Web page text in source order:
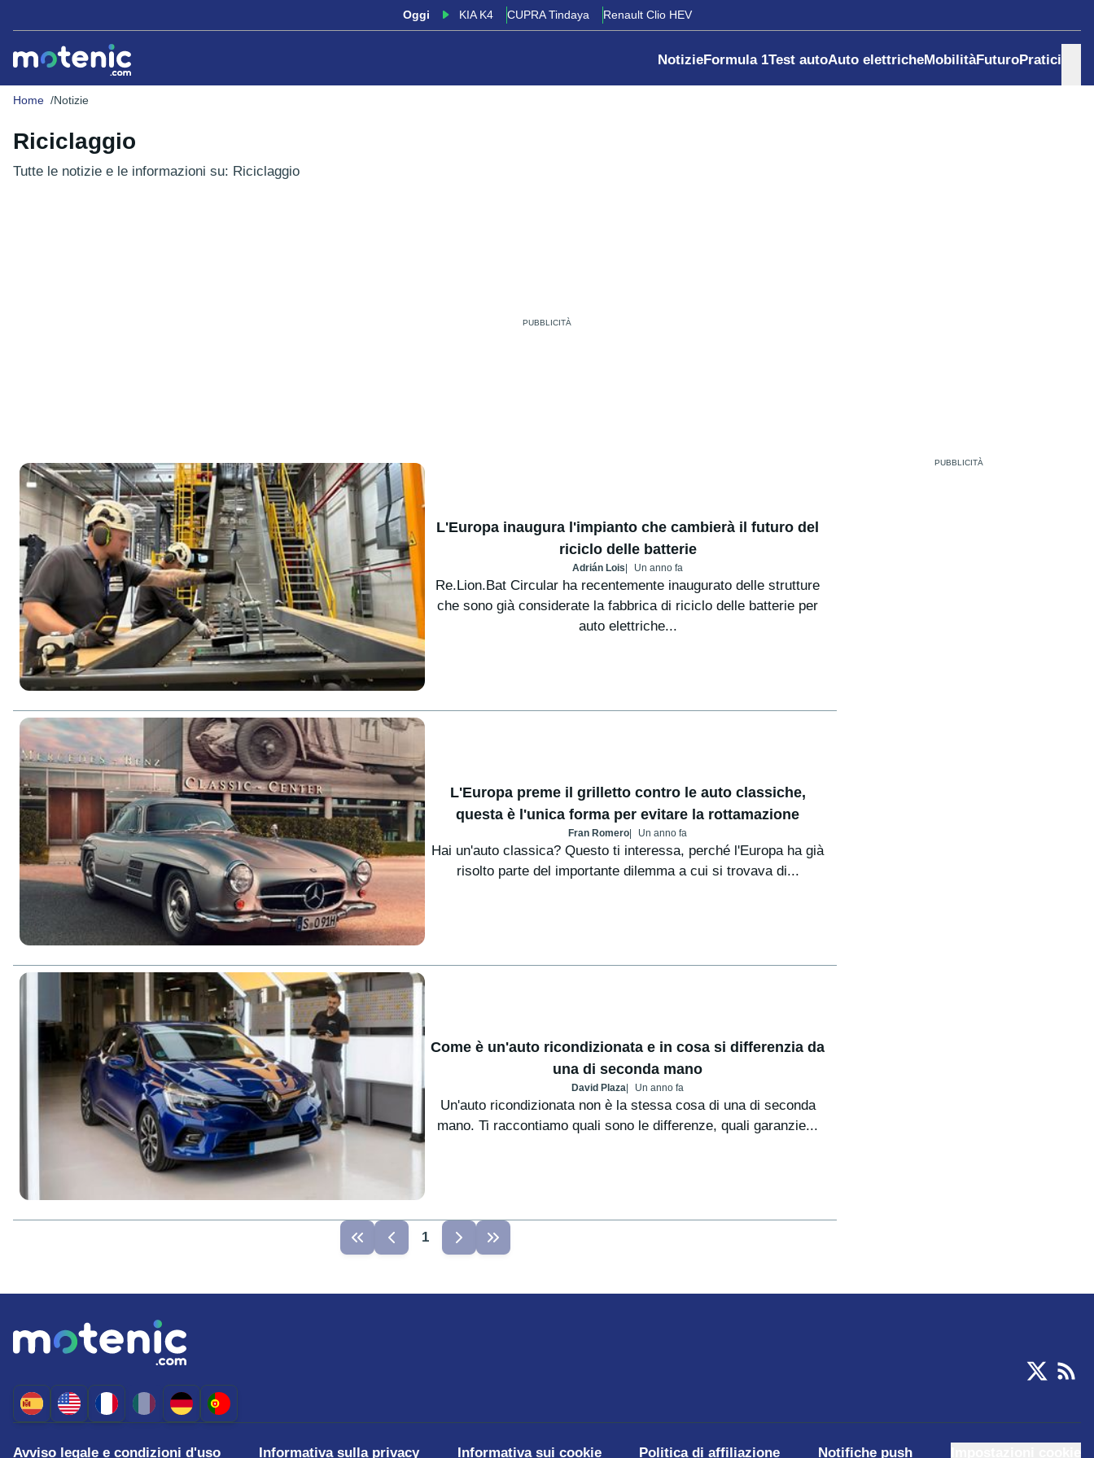
Oggi KIA K4 CUPRA Tindaya Renault Clio HEV
NotizieFormula 1Test autoAuto elettricheMobilitàFuturoPratici
Home Notizie
Riciclaggio
Tutte le notizie e le informazioni su: Riciclaggio
L'Europa inaugura l'impianto che cambierà il futuro del
riciclo delle batterie
Adrián Lois Un anno fa
Re.Lion.Bat Circular ha recentemente inaugurato delle strutture
che sono già considerate la fabbrica di riciclo delle batterie per
auto elettriche...
L'Europa preme il grilletto contro le auto classiche,
questa è l'unica forma per evitare la rottamazione
Fran Romero Un anno fa
Hai un'auto classica? Questo ti interessa, perché l'Europa ha già
risolto parte del importante dilemma a cui si trovava di...
Come è un'auto ricondizionata e in cosa si differenzia da
una di seconda mano
David Plaza Un anno fa
Un'auto ricondizionata non è la stessa cosa di una di seconda
mano. Ti raccontiamo quali sono le differenze, quali garanzie...
1
Avviso legale e condizioni d'uso Informativa sulla privacy Informativa sui cookie Politica di affiliazione Notifiche push